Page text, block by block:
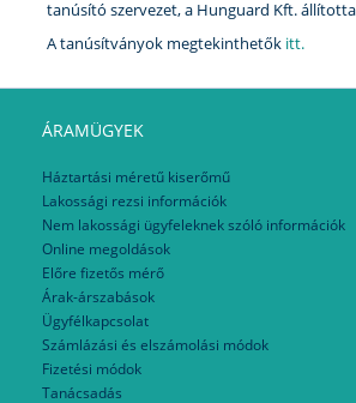
tanúsító szervezet, a Hunguard Kft.
A tanúsítványok megtekinthetők itt.
ÁRAMÜGYEK
Háztartási méretű kiserőmű
Lakossági rezsi információk
Nem lakossági ügyfeleknek szóló információk
Online megoldások
Előre fizetős mérő
Árak-árszabások
Ügyfélkapcsolat
Számlázási és elszámolási módok
Fizetési módok
Tanácsadás